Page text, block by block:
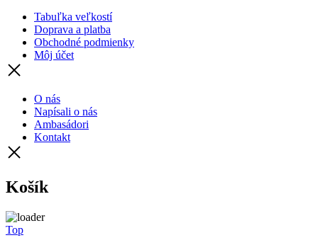
Tabuľka veľkostí
Doprava a platba
Obchodné podmienky
Môj účet
O nás
Napísali o nás
Ambasádori
Kontakt
Košík
Top